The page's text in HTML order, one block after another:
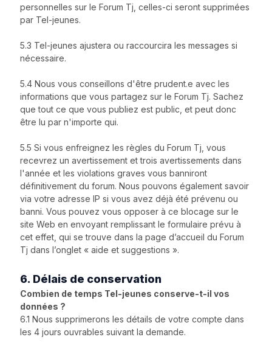
personnelles sur le Forum Tj, celles-ci seront supprimées
par Tel-jeunes.
5.3 Tel-jeunes ajustera ou raccourcira les messages si
nécessaire.
5.4 Nous vous conseillons d'être prudent.e avec les
informations que vous partagez sur le Forum Tj. Sachez
que tout ce que vous publiez est public, et peut donc
être lu par n'importe qui.
5.5 Si vous enfreignez les règles du Forum Tj, vous
recevrez un avertissement et trois avertissements dans
l'année et les violations graves vous banniront
définitivement du forum. Nous pouvons également savoir
via votre adresse IP si vous avez déjà été prévenu ou
banni. Vous pouvez vous opposer à ce blocage sur le
site Web en envoyant remplissant le formulaire prévu à
cet effet, qui se trouve dans la page d’accueil du Forum
Tj dans l’onglet « aide et suggestions ».
6. Délais de conservation
Combien de temps Tel-jeunes conserve-t-il vos
données ?
6.1 Nous supprimerons les détails de votre compte dans
les 4 jours ouvrables suivant la demande.